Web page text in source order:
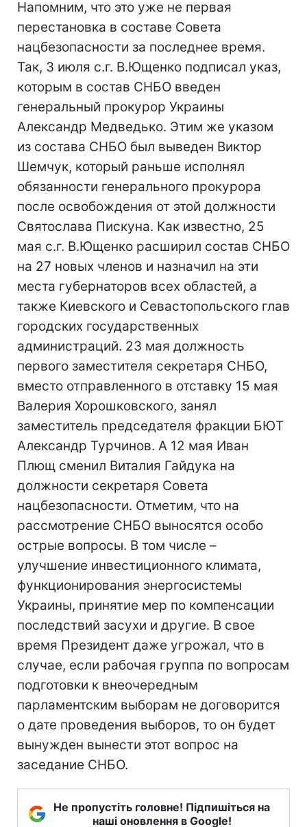
Напомним, что это уже не первая
перестановка в составе Совета
нацбезопасности за последнее время.
Так, 3 июля с.г. В.Ющенко подписал указ,
которым в состав СНБО введен
генеральный прокурор Украины
Александр Медведько. Этим же указом
из состава СНБО был выведен Виктор
Шемчук, который раньше исполнял
обязанности генерального прокурора
после освобождения от этой должности
Святослава Пискуна. Как известно, 25
мая с.г. В.Ющенко расширил состав СНБО
на 27 новых членов и назначил на эти
места губернаторов всех областей, а
также Киевского и Севастопольского глав
городских государственных
администраций. 23 мая должность
первого заместителя секретаря СНБО,
вместо отправленного в отставку 15 мая
Валерия Хорошковского, занял
заместитель председателя фракции БЮТ
Александр Турчинов. А 12 мая Иван
Плющ сменил Виталия Гайдука на
должности секретаря Совета
нацбезопасности. Отметим, что на
рассмотрение СНБО выносятся особо
острые вопросы. В том числе –
улучшение инвестиционного климата,
функционирования энергосистемы
Украины, принятие мер по компенсации
последствий засухи и другие. В свое
время Президент даже угрожал, что в
случае, если рабочая группа по вопросам
подготовки к внеочередным
парламентским выборам не договорится
о дате проведения выборов, то он будет
вынужден вынести этот вопрос на
заседание СНБО.
Не пропустіть головне! Підпишіться на
наші оновлення в Google!